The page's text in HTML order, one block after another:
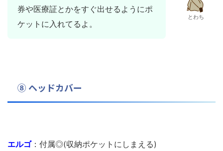
券や医療証とかをすぐ出せるようにポ
ケットに入れてるよ。
とわち
⑧ ヘッドカバー
エルゴ：付属◎(収納ポケットにしまえる)